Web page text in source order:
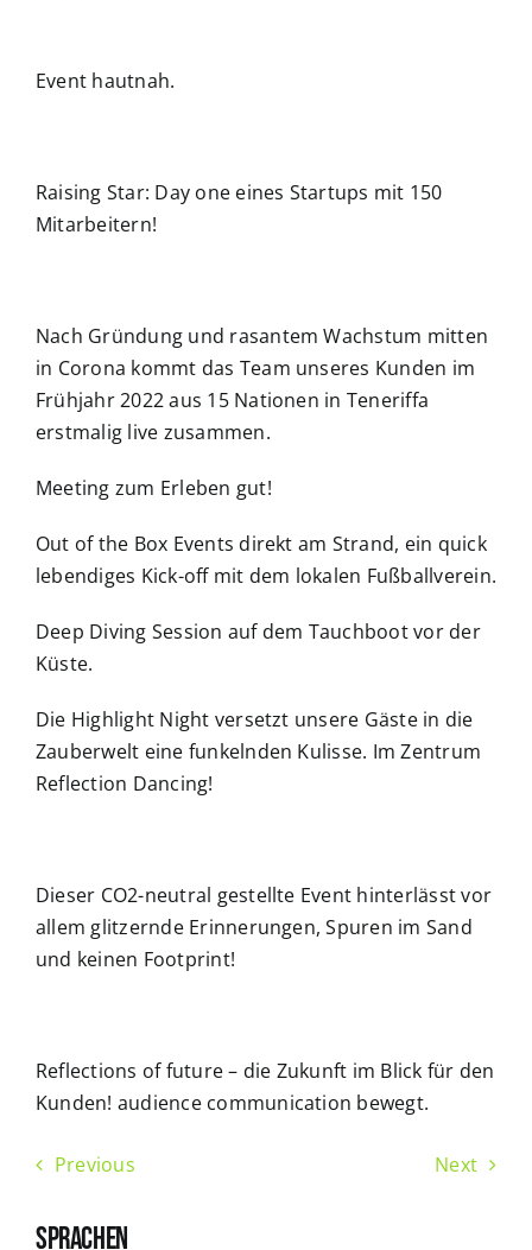
Event hautnah.
Raising Star: Day one eines Startups mit 150
Mitarbeitern!
Nach Gründung und rasantem Wachstum mitten
in Corona kommt das Team unseres Kunden im
Frühjahr 2022 aus 15 Nationen in Teneriffa
erstmalig live zusammen.
Meeting zum Erleben gut!
Out of the Box Events direkt am Strand, ein quick
lebendiges Kick-off mit dem lokalen Fußballverein.
Deep Diving Session auf dem Tauchboot vor der
Küste.
Die Highlight Night versetzt unsere Gäste in die
Zauberwelt eine funkelnden Kulisse. Im Zentrum
Reflection Dancing!
Dieser CO2-neutral gestellte Event hinterlässt vor
allem glitzernde Erinnerungen, Spuren im Sand
und keinen Footprint!
Reflections of future – die Zukunft im Blick für den
Kunden! audience communication bewegt.
Previous Next
SPRACHEN